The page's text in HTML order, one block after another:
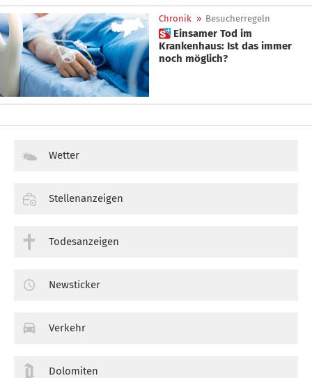
Chronik » Besucherregeln
 Einsamer Tod im
Krankenhaus: Ist das immer
noch möglich?
Wetter
Stellenanzeigen
Todesanzeigen
Newsticker
Verkehr
Dolomiten